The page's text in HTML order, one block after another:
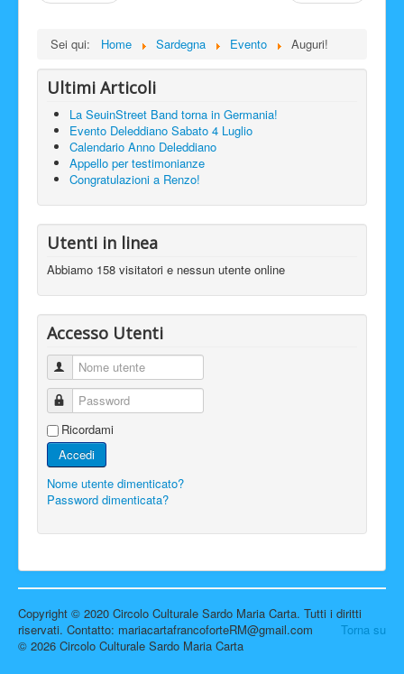
Sei qui: Home Sardegna Evento Auguri!
Ultimi Articoli
La SeuinStreet Band torna in Germania!
Evento Deleddiano Sabato 4 Luglio
Calendario Anno Deleddiano
Appello per testimonianze
Congratulazioni a Renzo!
Utenti in linea
Abbiamo 158 visitatori e nessun utente online
Accesso Utenti
Nome utente
Password
Ricordami
Accedi
Nome utente dimenticato?
Password dimenticata?
Copyright © 2020 Circolo Culturale Sardo Maria Carta. Tutti i diritti
riservati. Contatto: mariacartafrancoforteRM@gmail.com
Torna su
© 2026 Circolo Culturale Sardo Maria Carta